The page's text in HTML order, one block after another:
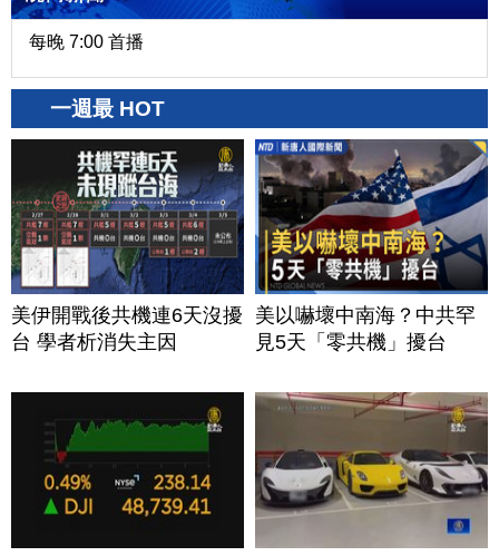
每晚 7:00 首播
一週最 HOT
美伊開戰後共機連6天沒擾
台 學者析消失主因
美以嚇壞中南海？中共罕
見5天「零共機」擾台